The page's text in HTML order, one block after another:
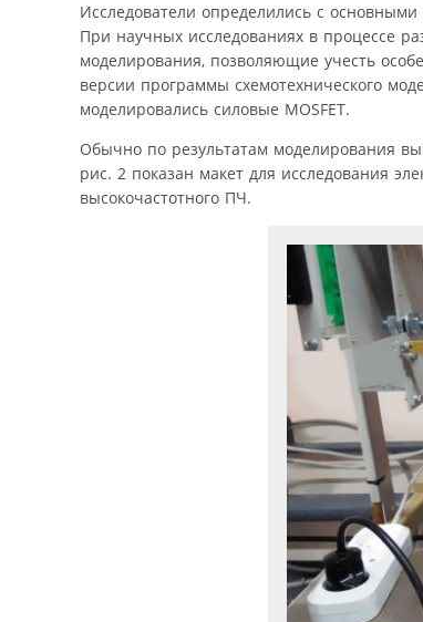
Исследователи определились с
При научных исследованиях в процессе
моделирования, позволяющие учесть
версии программы схемотехнического
моделировались силовые MOSFET.
Обычно по результатам моделирования
рис. 2 показан макет для исследования
высокочастотного ПЧ.